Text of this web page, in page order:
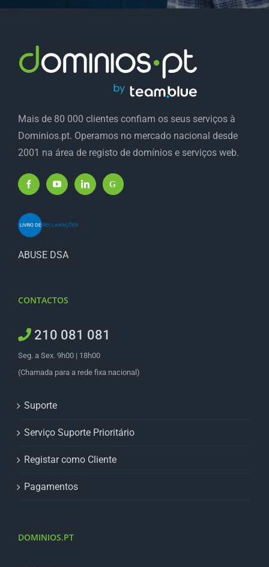
Mais de 80 000 clientes confiam os seus serviços à
Dominios.pt. Operamos no mercado nacional desde
2001 na área de registo de domínios e serviços web.
ABUSE DSA
CONTACTOS
210 081 081
Seg. a Sex. 9h00 | 18h00
(Chamada para a rede fixa nacional)
Suporte
Serviço Suporte Prioritário
Registar como Cliente
Pagamentos
DOMINIOS.PT